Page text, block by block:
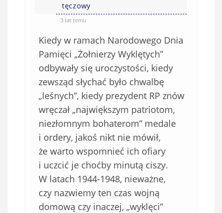
tęczowy
3 lat temu
Kiedy w ramach Narodowego Dnia
Pamięci „Żołnierzy Wyklętych”
odbywały się uroczystości, kiedy
zewsząd słychać było chwalbę
„leśnych”, kiedy prezydent RP znów
wręczał „największym patriotom,
niezłomnym bohaterom” medale
i ordery, jakoś nikt nie mówił,
że warto wspomnieć ich ofiary
i uczcić je choćby minutą ciszy.
W latach 1944-1948, nieważne,
czy nazwiemy ten czas wojną
domową czy inaczej, „wyklęci”